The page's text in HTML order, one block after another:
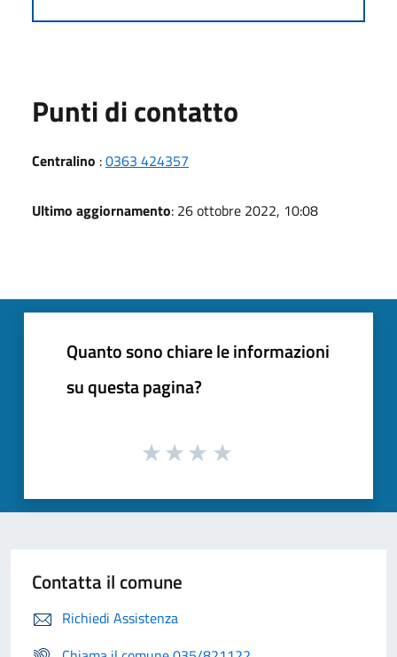
Punti di contatto
Centralino :0363 424357
Ultimo aggiornamento: 26 ottobre 2022, 10:08
Quanto sono chiare le informazioni
su questa pagina?
Contatta il comune
Richiedi Assistenza